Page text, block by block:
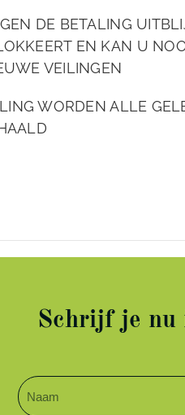
DE BETALING
EN KAN U
VEILINGEN
WORDEN ALLE
Schrijf je nu